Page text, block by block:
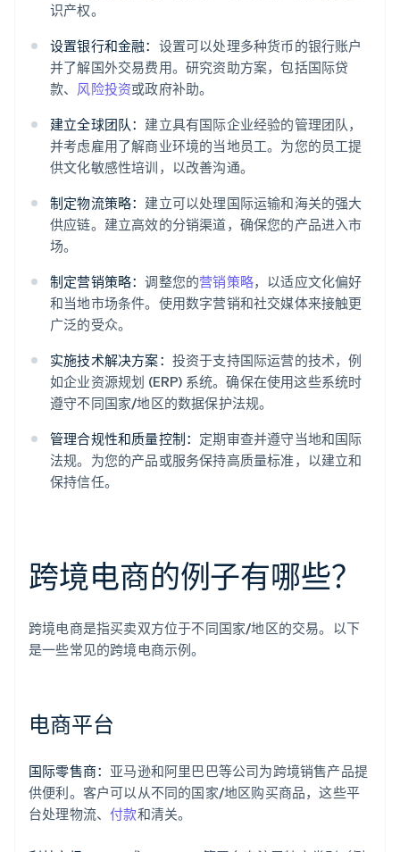
识产权。
设置银行和金融： 设置可以处理多种货币的银行账户
并了解国外交易费用。研究资助方案，包括国际贷
款、 风险投资或政府补助。
建立全球团队： 建立具有国际企业经验的管理团队，
并考虑雇用了解商业环境的当地员工。为您的员工提
供文化敏感性培训，以改善沟通。
制定物流策略： 建立可以处理国际运输和海关的强大
供应链。建立高效的分销渠道，确保您的产品进入市
场。
制定营销策略：调整您的营销策略，以适应文化偏好
和当地市场条件。使用数字营销和社交媒体来接触更
广泛的受众。
实施技术解决方案： 投资于支持国际运营的技术，例
如企业资源规划 (ERP) 系统。确保在使用这些系统时
遵守不同国家/地区的数据保护法规。
管理合规性和质量控制： 定期审查并遵守当地和国际
法规。为您的产品或服务保持高质量标准，以建立和
保持信任。
跨境电商的例子有哪些？
跨境电商是指买卖双方位于不同国家/地区的交易。以下
是一些常见的跨境电商示例。
电商平台
国际零售商： 亚马逊和阿里巴巴等公司为跨境销售产品提
供便利。客户可以从不同的国家/地区购买商品，这些平
台处理物流、付款和清关。